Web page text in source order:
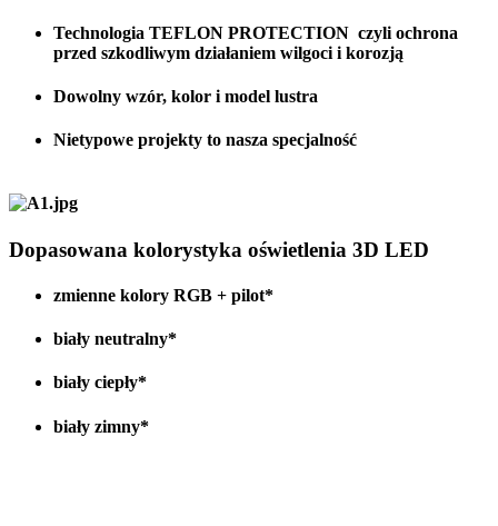
Technologia TEFLON PROTECTION czyli ochrona
przed szkodliwym działaniem wilgoci i korozją
Dowolny wzór, kolor i model lustra
Nietypowe projekty to nasza specjalność
Dopasowana kolorystyka oświetlenia 3D LED
zmienne kolory RGB + pilot*
biały neutralny*
biały ciepły*
biały zimny*